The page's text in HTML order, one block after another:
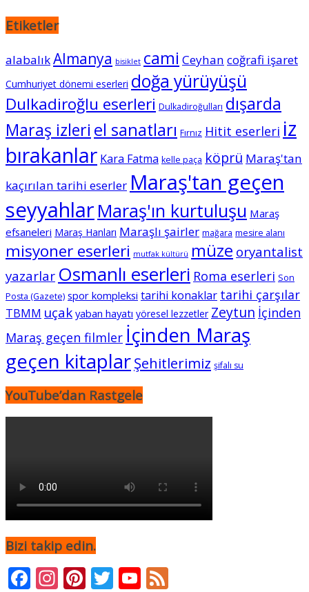
Etiketler
alabalıkAlmanya bisiklet cami Ceyhan coğrafi işaret
Cumhuriyet dönemi eserleri doğa yürüyüşü
Dulkadiroğlu eserleri Dulkadiroğulları dışarda
Maraş izleri el sanatları Fırnız Hitit eserleri iz
bırakanlar Kara Fatma kelle paça köprü Maraş'tan
kaçırılan tarihi eserler Maraş'tan geçen
seyyahlar Maraş'ın kurtuluşu Maraş
efsaneleri Maraş Hanları Maraşlı şairler mağara mesire alanı
misyoner eserleri mutfak kültürü müze oryantalist
yazarlar Osmanlı eserleri Roma eserleri Son
Posta (Gazete) spor kompleksi tarihi konaklar tarihi çarşılar
TBMM uçak yaban hayatı yöresel lezzetler Zeytun İçinden
Maraş geçen filmler İçinden Maraş
geçen kitaplarŞehitlerimiz şifalı su
YouTube’dan Rastgele
Bizi takip edin.
Facebook
Instagram
Pinterest
TwitterYouTube